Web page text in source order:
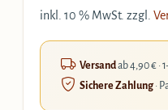
inkl. 10 % MwSt. zzgl.
Versandab 4,90 € ·
Sichere Zahlung·